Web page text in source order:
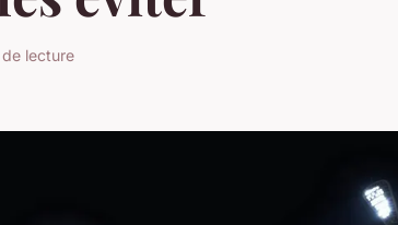
lecture